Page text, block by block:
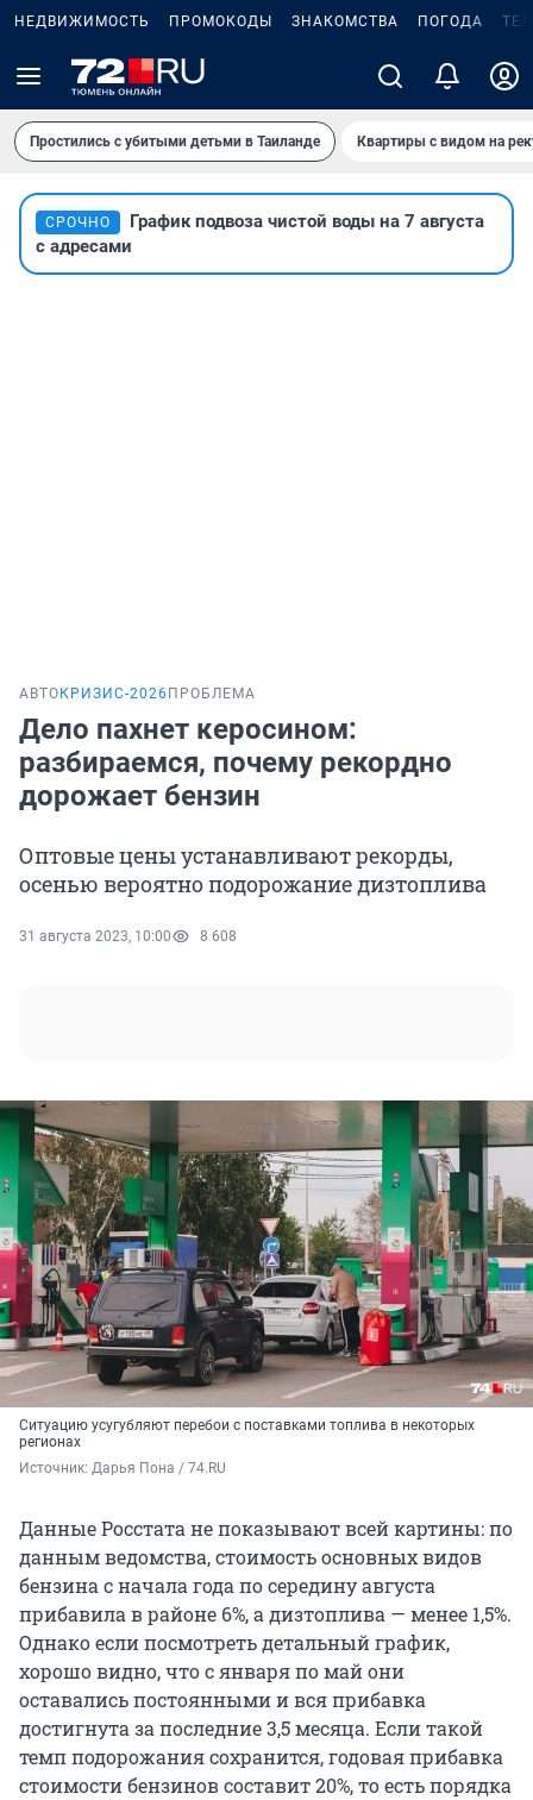
НЕДВИЖИМОСТЬ ПРОМОКОДЫ ЗНАКОМСТВА ПОГОДА
Простились с убитыми детьми в Таиланде Квартиры с видом на
СРОЧНО
График подвоза чистой воды на 7 августа
с адресами
АВТО КРИЗИС-2026 ПРОБЛЕМА
Дело пахнет керосином:
разбираемся, почему рекордно
дорожает бензин
Оптовые цены устанавливают рекорды,
осенью вероятно подорожание дизтоплива
31 августа 2023, 10:00 8 608
Ситуацию усугубляют перебои с поставками топлива в некоторых
регионах
Источник: Дарья Пона / 74.RU
Данные Росстата не показывают всей картины: по
данным ведомства, стоимость основных видов
бензина с начала года по середину августа
прибавила в районе 6%, а дизтоплива — менее 1,5%.
Однако если посмотреть детальный график,
хорошо видно, что с января по май они
оставались постоянными и вся прибавка
достигнута за последние 3,5 месяца. Если такой
темп подорожания сохранится, годовая прибавка
стоимости бензинов составит 20%, то есть порядка